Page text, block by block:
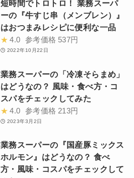
短時間でトロトロ！ 業務スーパ
ーの『牛すじ串（メンブレン）』
はおつまみレシピに便利な一品
★ 4.0 参考価格 537円
2022年10月22日
業務スーパーの「冷凍そらまめ」
はどうなの？ 風味・食べ方・コ
スパをチェックしてみた
★ 4.0 参考価格 213円
2023年3月2日
業務スーパーの『国産豚ミックス
ホルモン』はどうなの？ 食べ
方・風味・コスパをチェックして